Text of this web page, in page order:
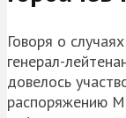
Говоря о
генерал-
довелось
распоряжению